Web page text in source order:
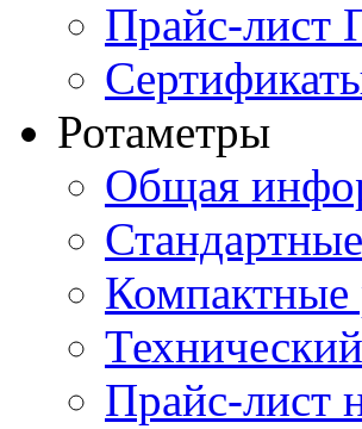
Прайс-
Ротаметры
Общая
Компактные
Прайс-лист